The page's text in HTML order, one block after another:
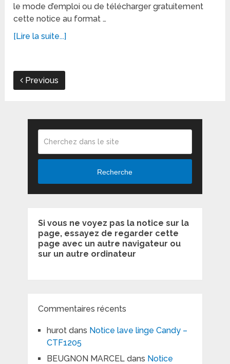
le mode d’emploi ou de télécharger gratuitement
cette notice au format …
[Lire la suite...]
Previous
Recherche
Si vous ne voyez pas la notice sur la
page, essayez de regarder cette
page avec un autre navigateur ou
sur un autre ordinateur
Commentaires récents
hurotdans Notice lave linge Candy –
CTF1205
BEUGNON MARCELdans Notice